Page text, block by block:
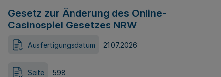
Gesetz zur Änderung des Online-
Casinospiel Gesetzes NRW
Ausfertigungsdatum 21.07.2026
Seite 598